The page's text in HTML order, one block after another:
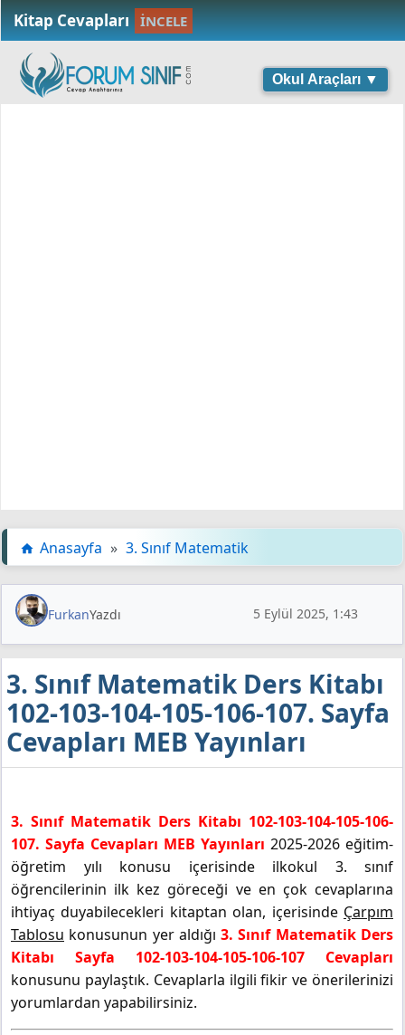
Kitap Cevapları İNCELE
Okul Araçları ▼
Anasayfa » 3. Sınıf Matematik
FurkanYazdı 5 Eylül 2025, 1:43
3. Sınıf Matematik Ders Kitabı
102-103-104-105-106-107. Sayfa
Cevapları MEB Yayınları
3. Sınıf Matematik Ders Kitabı 102-103-104-105-106-
107. Sayfa Cevapları MEB Yayınları 2025-2026 eğitim-
öğretim yılı konusu içerisinde ilkokul 3. sınıf
öğrencilerinin ilk kez göreceği ve en çok cevaplarına
ihtiyaç duyabilecekleri kitaptan olan, içerisinde Çarpım
Tablosu konusunun yer aldığı3. Sınıf Matematik Ders
Kitabı Sayfa 102-103-104-105-106-107 Cevapları
konusunu paylaştık. Cevaplarla ilgili fikir ve önerilerinizi
yorumlardan yapabilirsiniz.